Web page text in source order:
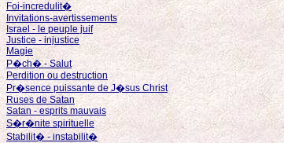
Foi-incredulit�
Invitations-avertissements
Israel - le peuple juif
Justice - injustice
Magie
P�ch� - Salut
Perdition ou destruction
Pr�sence puissante de J�sus Christ
Ruses de Satan
Satan - esprits mauvais
S�r�nite spirituelle
Stabilit� - instabilit�